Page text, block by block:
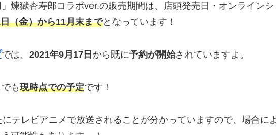
煉獄杏寿郎コラボver.の販売期間は、店頭発売日・オンラインシ
（金）から11月末までとなっています！
では、 2021年9月17日 から既に予約が開始されていますよ。
も現時点での予定です！
にテレビアニメで放送されることが分かっていますので、場合によ